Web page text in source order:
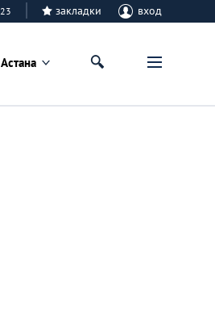
закладки вход
Астана